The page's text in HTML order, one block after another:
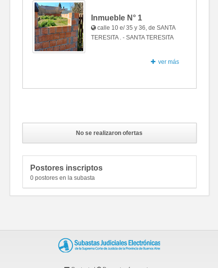
Inmueble N° 1
calle 10 e/ 35 y 36, de SANTA
TERESITA . - SANTA TERESITA
ver más
No se realizaron ofertas
Postores inscriptos
0 postores en la subasta